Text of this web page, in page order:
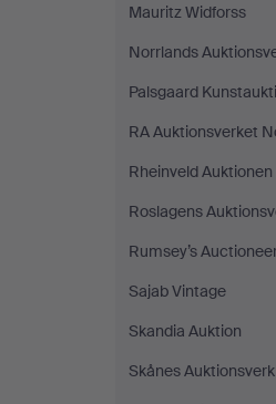
Mauritz Widforss
Norrlands
Palsgaard
RA Auktionsverket
Rheinveld Auktionen
Roslagens
Rumsey’s
Sajab Vintage
Skandia Auktion
Skånes Auktionsverk